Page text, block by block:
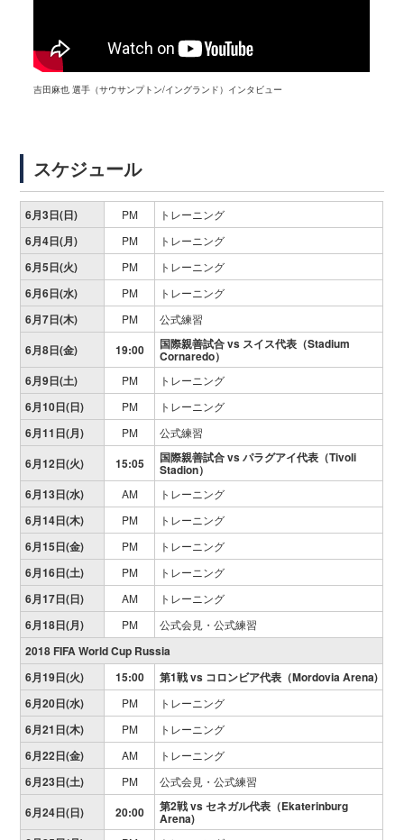
吉田麻也 選手（サウサンプトン/イングランド）インタビュー
スケジュール
6月3日(日) PM トレーニング
6月4日(月) PM トレーニング
6月5日(火) PM トレーニング
6月6日(水) PM トレーニング
6月7日(木) PM 公式練習
6月8日(金) 19:00 国際親善試合 vs スイス代表（Stadium
Cornaredo）
6月9日(土)
PM トレーニング
6月10日(日) PM トレーニング
6月11日(月) PM 公式練習
6月12日(火) 15:05 国際親善試合 vsパラグアイ代表（Tivoli
Stadion）
6月13日(水)
AM トレーニング
6月14日(木) PM トレーニング
6月15日(金) PM トレーニング
6月16日(土) PM トレーニング
6月17日(日) AM トレーニング
6月18日(月) PM 公式会見・公式練習
2018 FIFA World Cup Russia
6月19日(火)
15:00
第1戦 vs コロンビア代表（Mordovia Arena)
6月20日(水)
PM トレーニング
6月21日(木) PM トレーニング
6月22日(金) AM トレーニング
6月23日(土) PM 公式会見・公式練習
6月24日(日) 20:00 第2戦vs セネガル代表（Ekaterinburg
Arena)